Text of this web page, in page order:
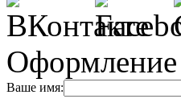
Оформление
Ваше имя: